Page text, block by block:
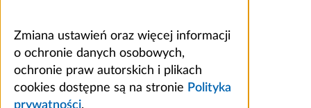
Zmiana ustawień oraz więcej informacji
o ochronie danych osobowych,
ochronie praw autorskich i plikach
cookies dostępne są na stronie Polityka
prywatności.